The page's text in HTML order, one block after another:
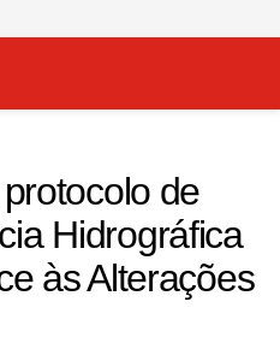
de
Hidrográfica
às Alterações